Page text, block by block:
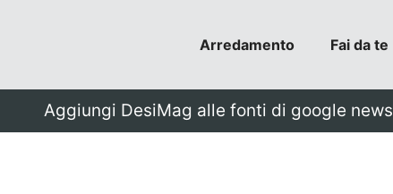
Arredamento Fai da te
Aggiungi DesiMag alle fonti di google news